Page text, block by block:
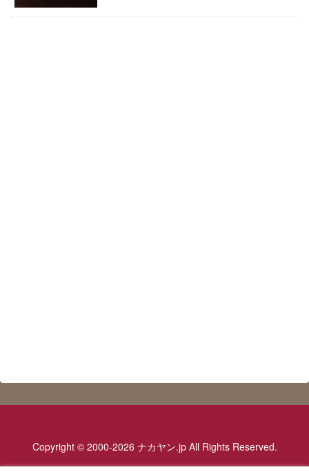
Copyright © 2000-2026 ナカヤン.jp All Rights Reserved.